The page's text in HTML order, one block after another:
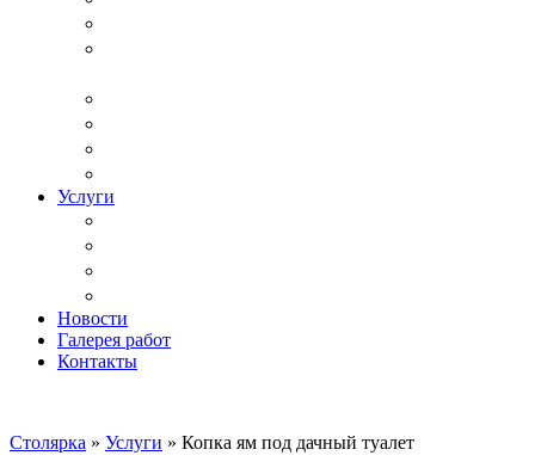
Услуги
Новости
Галерея работ
Контакты
Столярка » Услуги » Копка ям под дачный туалет